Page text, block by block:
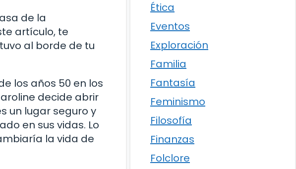
de la
artículo, te
al borde de tu
los años 50 en los
decide abrir
un lugar seguro y
en sus vidas. Lo
la vida de
Ética
Eventos
Exploración
Familia
Fantasía
Feminismo
Filosofía
Finanzas
Folclore